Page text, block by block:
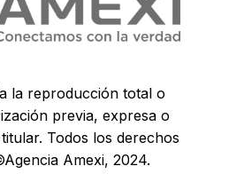
la reproducción total o
previa, expresa o
Todos los derechos
Amexi, 2024.